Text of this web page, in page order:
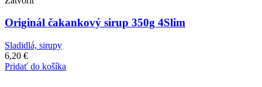
Originál čakankový sirup 350g 4Slim
Sladidlá, sirupy
6,20 €
Pridať do košíka